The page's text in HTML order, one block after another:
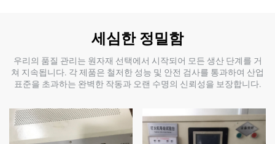
세심한 정밀함
우리의 품질 관리는 원자재 선택에서 시작되어 모든 생산 단계를 거
쳐 지속됩니다. 각 제품은 철저한 성능 및 안전 검사를 통과하여 산업
표준을 초과하는 완벽한 작동과 오랜 수명의 신뢰성을 보장합니다.